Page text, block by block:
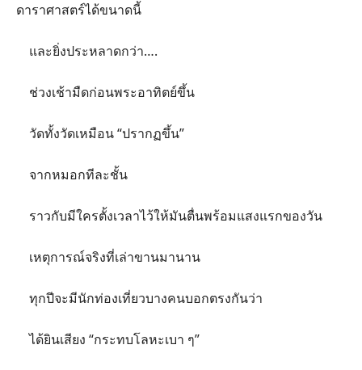
ดาราศาสตร์ได้ขนาดนี้
และยิ่งประหลาดกว่า….
ช่วงเช้ามืดก่อนพระอาทิตย์ขึ้น
วัดทั้งวัดเหมือน “ปรากฏขึ้น”
จากหมอกทีละชั้น
ราวกับมีใครตั้งเวลาไว้ให้มันตื่นพร้อมแสงแรกของวัน
เหตุการณ์จริงที่เล่าขานมานาน
ทุกปีจะมีนักท่องเที่ยวบางคนบอกตรงกันว่า
ได้ยินเสียง “กระทบโลหะเบา ๆ”